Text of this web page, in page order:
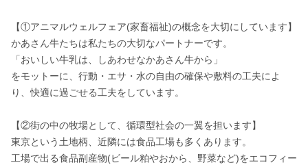
【①アニマルウェルフェア(家畜福祉)の概念を大切にしています】
かあさん牛たちは私たちの大切なパートナーです。
「おいしい牛乳は、しあわせなかあさん牛から」
をモットーに、行動・エサ・水の自由の確保や敷料の工夫によ
り、快適に過ごせる工夫をしています。
【②街の中の牧場として、循環型社会の一翼を担います】
東京という土地柄、近隣には食品工場も多くあります。
工場で出る食品副産物(ビール粕やおから、野菜など)をエコフィー